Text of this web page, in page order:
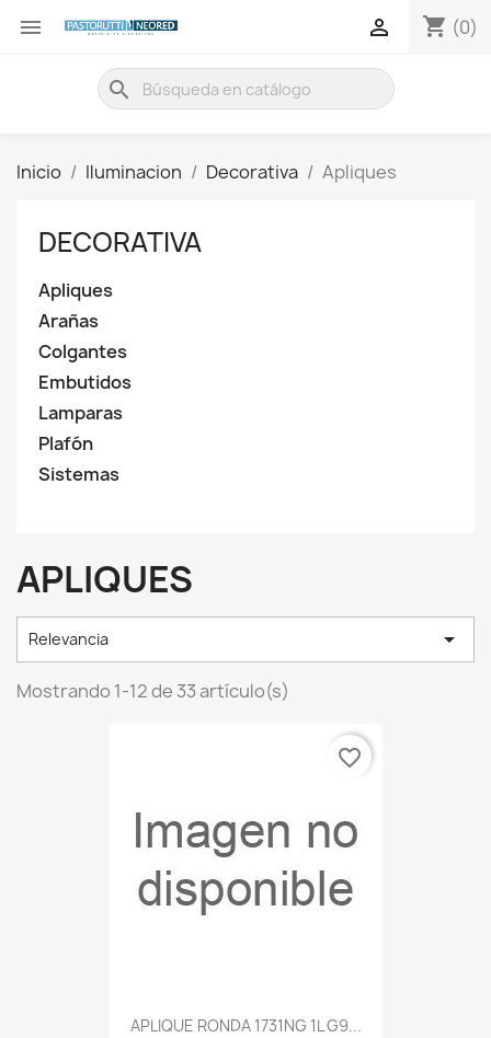
 shopping_cart (0)

search
Inicio Iluminacion Decorativa Apliques
DECORATIVA
Apliques
Arañas
Colgantes
Embutidos
Lamparas
Plafón
Sistemas
APLIQUES
Relevancia 
Mostrando 1-12 de 33 artículo(s)
APLIQUE RONDA 1731NG 1L G9...
favorite_border